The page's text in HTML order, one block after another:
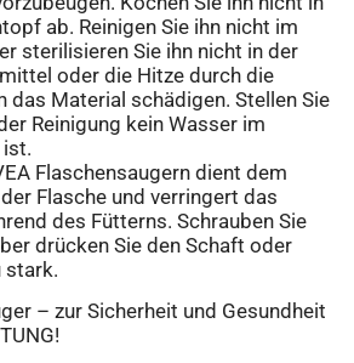
ab. Reinigen Sie ihn nicht im
sterilisieren Sie ihn nicht in der
oder die Hitze durch die
das Material schädigen. Stellen Sie
Reinigung kein Wasser im
ist.
Flaschensaugern dient dem
Flasche und verringert das
des Fütterns. Schrauben Sie
drücken Sie den Schaft oder
stark.
– zur Sicherheit und Gesundheit